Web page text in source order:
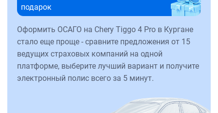
подарок
Оформить ОСАГО на Chery Tiggo 4 Pro в Кургане
стало еще проще - сравните предложения от 15
ведущих страховых компаний на одной
платформе, выберите лучший вариант и получите
электронный полис всего за 5 минут.